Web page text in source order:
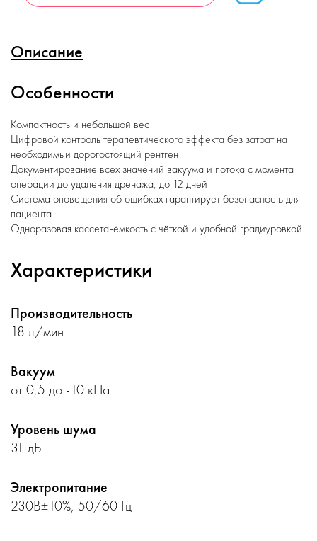
Описание
Особенности
Компактность и небольшой вес
Цифровой контроль терапевтического эффекта без затрат на
необходимый дорогостоящий рентген
Документирование всех значений вакуума и потока с момента
операции до удаления дренажа, до 12 дней
Система оповещения об ошибках гарантирует безопасность для
пациента
Одноразовая кассета-ёмкость с чёткой и удобной градиуровкой
Характеристики
Производительность
18 л/мин
Вакуум
от 0,5 до -10 кПа
Уровень шума
31 дБ
Электропитание
230В±10%, 50/60 Гц